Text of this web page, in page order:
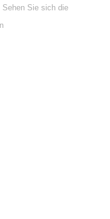
Sehen Sie sich die